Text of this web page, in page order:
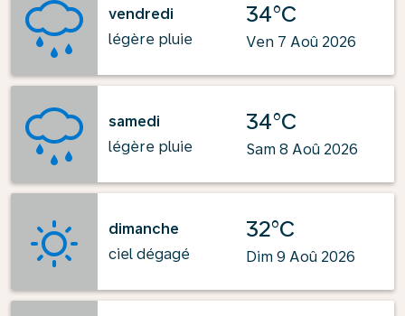
vendredi
légère pluie
34°C
Ven 7 Aoû 2026
samedi
légère pluie
34°C
Sam 8 Aoû 2026
dimanche
ciel dégagé
32°C
Dim 9 Aoû 2026